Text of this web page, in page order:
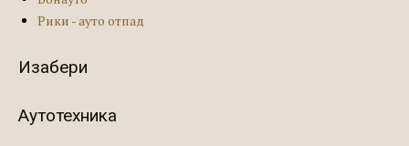
Рики - ауто отпад
Изабери
Аутотехника